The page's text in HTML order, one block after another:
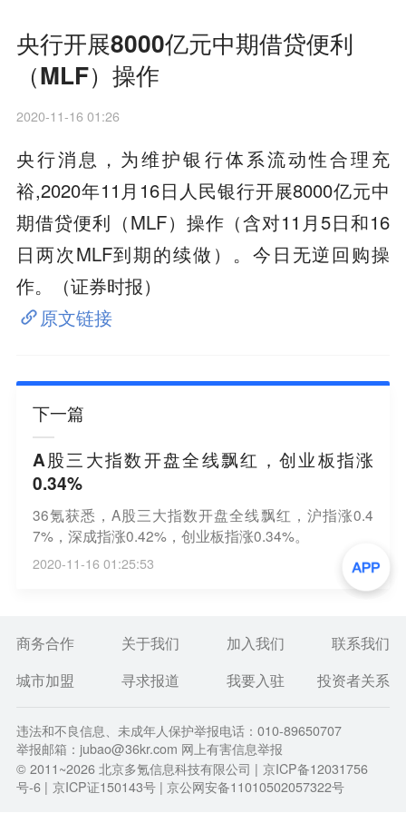
央行开展8000亿元中期借贷便利
（MLF）操作
2020-11-16 01:26
央行消息，为维护银行体系流动性合理充
裕,2020年11月16日人民银行开展8000亿元中
期借贷便利（MLF）操作（含对11月5日和16
日两次MLF到期的续做）。今日无逆回购操
作。（证券时报）
原文链接
下一篇
A股三大指数开盘全线飘红，创业板指涨
0.34%
36氪获悉，A股三大指数开盘全线飘红，沪指涨0.4
7%，深成指涨0.42%，创业板指涨0.34%。
2020-11-16 01:25:53
商务合作 关于我们 加入我们
联系我们
城市加盟
寻求报道 我要入驻 投资者关系
违法和不良信息、未成年人保护举报电话：010-89650707
举报邮箱：jubao@36kr.com 网上有害信息举报
© 2011~2026北京多氪信息科技有限公司 | 京ICP备12031756
号-6 | 京ICP证150143号 | 京公网安备11010502057322号